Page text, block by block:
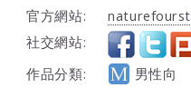
官方網站:
社交網站:
作品分類:
男性向